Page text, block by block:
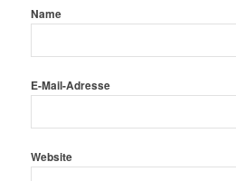
Name
E-Mail-Adresse
Website